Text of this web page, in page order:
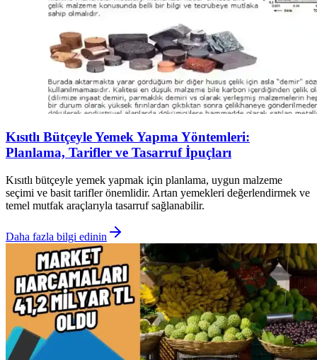
Kısıtlı Bütçeyle Yemek Yapma Yöntemleri:
Planlama, Tarifler ve Tasarruf İpuçları
Kısıtlı bütçeyle yemek yapmak için planlama, uygun malzeme
seçimi ve basit tarifler önemlidir. Artan yemekleri değerlendirmek ve
temel mutfak araçlarıyla tasarruf sağlanabilir.
Daha fazla bilgi edinin